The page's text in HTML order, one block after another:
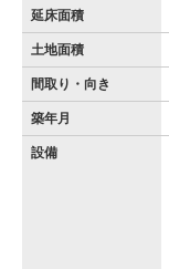
延床面積
土地面積
間取り・向き
築年月
設備